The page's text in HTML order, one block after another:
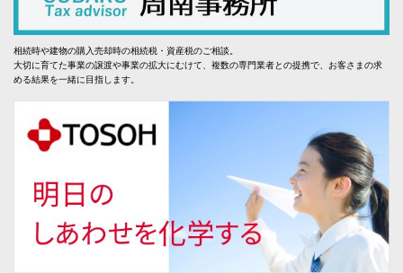
相続時や建物の購入売却時の相続税・資産税のご相談。
大切に育てた事業の譲渡や事業の拡大にむけて、複数の専門業者との提携で、お客さまの求
める結果を一緒に目指します。